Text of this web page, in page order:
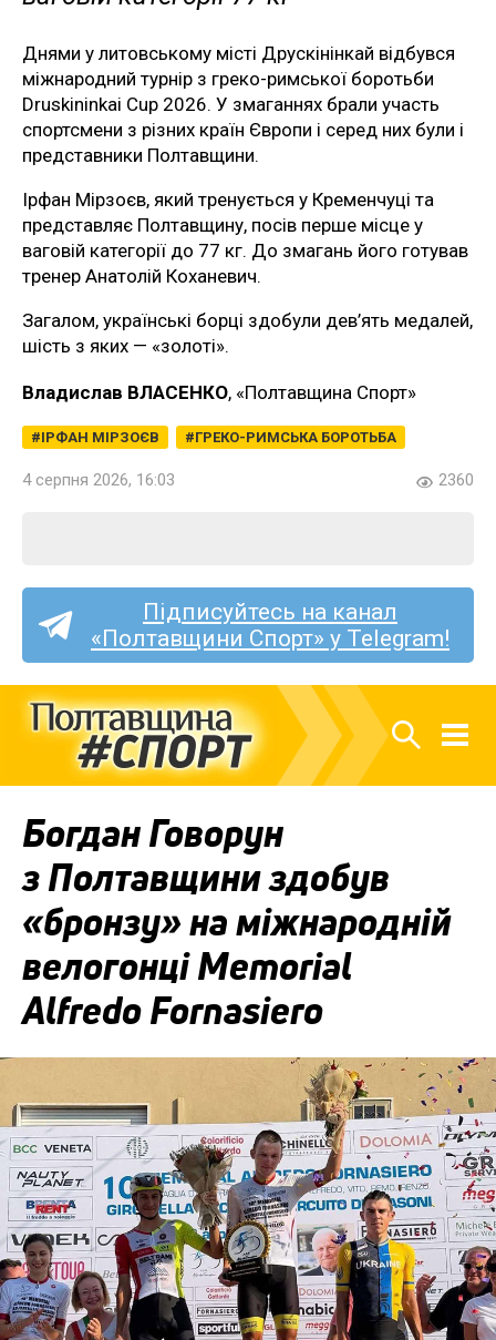
Днями у литовському місті Друскінінкай відбувся
міжнародний турнір з греко-римської боротьби
Druskininkai Cup 2026. У змаганнях брали участь
спортсмени з різних країн Європи і серед них були і
представники Полтавщини.
Ірфан Мірзоєв, який тренується у Кременчуці та
представляє Полтавщину, посів перше місце у
ваговій категорії до 77 кг. До змагань його готував
тренер Анатолій Коханевич.
Загалом, українські борці здобули дев’ять медалей,
шість з яких — «золоті».
Владислав ВЛАСЕНКО, «Полтавщина Спорт»
ІРФАН МІРЗОЄВ ГРЕКО-РИМСЬКА БОРОТЬБА
4 серпня 2026, 16:03 2360
Підписуйтесь на канал
«Полтавщини Спорт» у Telegram!
Богдан Говорун
з Полтавщини здобув
«бронзу» на міжнародній
велогонці Memorial
Alfredo Fornasiero